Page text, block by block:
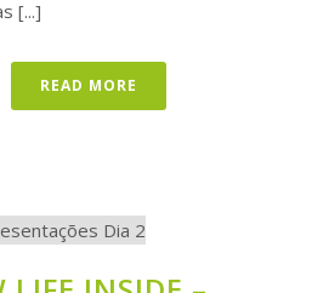
[...]
READ MORE